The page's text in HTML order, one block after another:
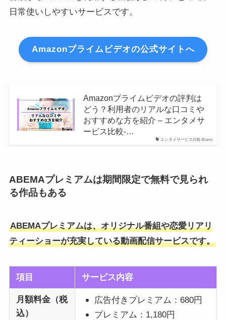
日常使いしやすいサービスです。
Amazonプライムビデオの公式サイトへ
エンタメサービス比較-Branc
Amazonプライムビデオの評判は
どう？利用者のリアルな口コミや
おすすめな方を紹介 – エンタメサ
ービス比較-…
ABEMAプレミアムは期間限定で無料で見られ
る作品もある
ABEMAプレミアムは、オリジナル番組や恋愛リアリ
ティーショーが充実している動画配信サービスです。
項目 サービス内容
月額料金（税
込）
広告付きプレミアム：680円
プレミアム：1,180円